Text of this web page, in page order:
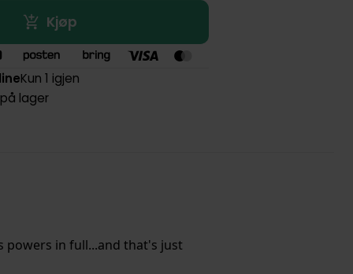
Kjøp
Kun 1 igjen
lager
powers in full...and that's just